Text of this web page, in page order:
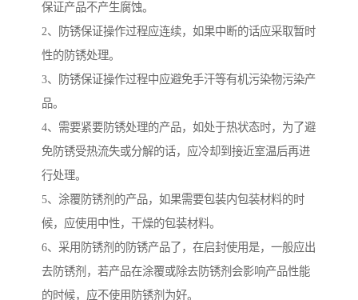
保证产品不产生腐蚀。
2、防锈保证操作过程应连续，如果中断的话应采取暂时
性的防锈处理。
3、防锈保证操作过程中应避免手汗等有机污染物污染产
品。
4、需要紧要防锈处理的产品，如处于热状态时，为了避
免防锈受热流失或分解的话，应冷却到接近室温后再进
行处理。
5、涂覆防锈剂的产品，如果需要包装内包装材料的时
候，应使用中性，干燥的包装材料。
6、采用防锈剂的防锈产品了，在启封使用是，一般应出
去防锈剂，若产品在涂覆或除去防锈剂会影响产品性能
的时候，应不使用防锈剂为好。